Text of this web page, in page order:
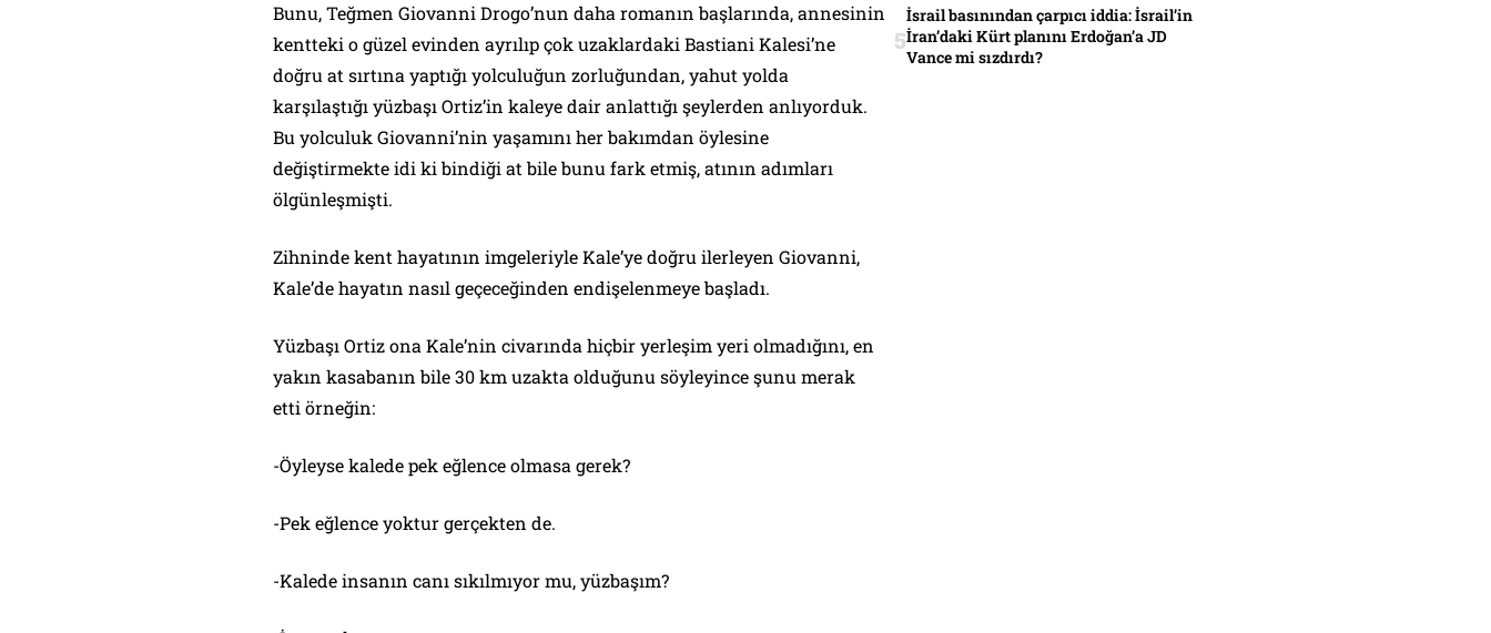
Bunu, Teğmen Giovanni Drogo’nun daha romanın başlarında, annesinin
kentteki o güzel evinden ayrılıp çok uzaklardaki Bastiani Kalesi’ne
doğru at sırtına yaptığı yolculuğun zorluğundan, yahut yolda
karşılaştığı yüzbaşı Ortiz’in kaleye dair anlattığı şeylerden anlıyorduk.
Bu yolculuk Giovanni’nin yaşamını her bakımdan öylesine
değiştirmekte idi ki bindiği at bile bunu fark etmiş, atının adımları
ölgünleşmişti.
Zihninde kent hayatının imgeleriyle Kale’ye doğru ilerleyen Giovanni,
Kale’de hayatın nasıl geçeceğinden endişelenmeye başladı.
Yüzbaşı Ortiz ona Kale’nin civarında hiçbir yerleşim yeri olmadığını, en
yakın kasabanın bile 30 km uzakta olduğunu söyleyince şunu merak
etti örneğin:
-Öyleyse kalede pek eğlence olmasa gerek?
-Pek eğlence yoktur gerçekten de.
-Kalede insanın canı sıkılmıyor mu, yüzbaşım?
İsrail basınından çarpıcı iddia: İsrail’in
İran’daki Kürt planını Erdoğan’a JD
Vance mi sızdırdı?